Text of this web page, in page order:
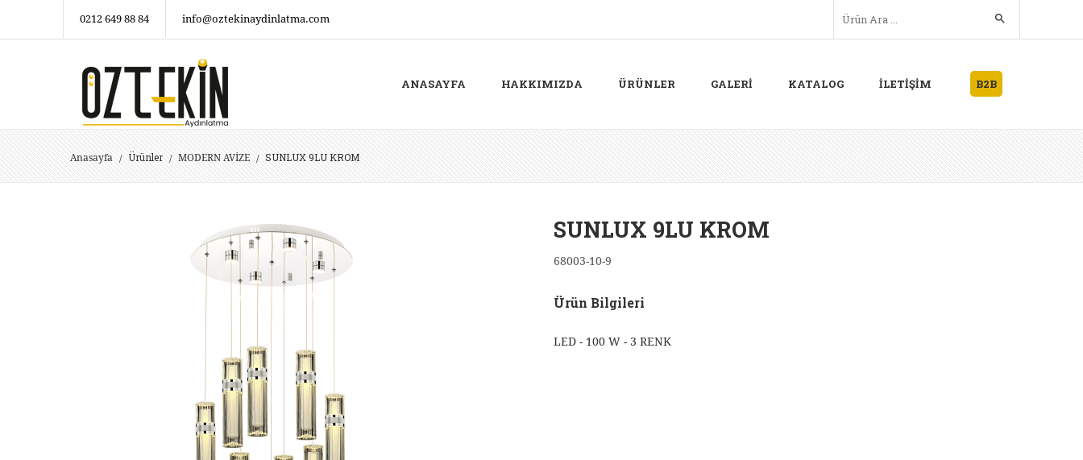
0212 649 88 84 info@oztekinaydinlatma.com
ANASAYFA HAKKIMIZDA ÜRÜNLER GALERİ KATALOG İLETİŞİM B2B
Anasayfa / Ürünler / MODERN AVİZE / SUNLUX 9LU KROM
SUNLUX 9LU KROM
68003-10-9
Ürün Bilgileri
LED - 100 W - 3 RENK